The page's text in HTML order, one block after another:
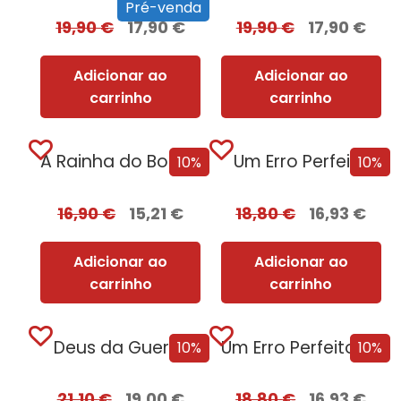
Pré-venda
19,90€ 17,90€
Adicionar ao
carrinho
19,90€ 17,90 €
Adicionar ao
carrinho
10%
A Rainha do BookTok
16,90€ 15,21 €
Adicionar ao
carrinho
10%
Um Erro Perfeito
18,80€ 16,93 €
Adicionar ao
carrinho
10%
Deus da Guerra 10%
Um Erro Perfeito – Edição com EDGES